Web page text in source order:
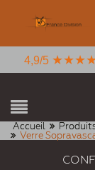
4,9/5
Accueil
Verre